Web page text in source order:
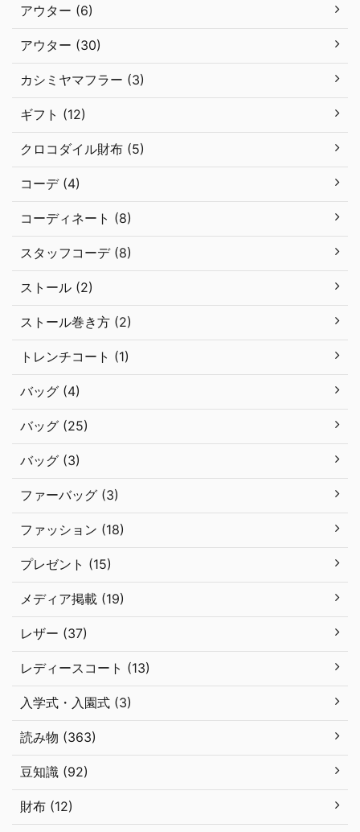
アウター (6)
アウター (30)
カシミヤマフラー (3)
ギフト (12)
クロコダイル財布 (5)
コーデ (4)
コーディネート (8)
スタッフコーデ (8)
ストール (2)
ストール巻き方 (2)
トレンチコート (1)
バッグ (4)
バッグ (25)
バッグ (3)
ファーバッグ (3)
ファッション (18)
プレゼント (15)
メディア掲載 (19)
レザー (37)
レディースコート (13)
入学式・入園式 (3)
読み物 (363)
豆知識 (92)
財布 (12)